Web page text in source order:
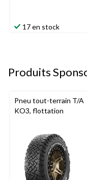
17 en stock
Produits
Pneu tout-terrain T/A
KO3, flottation